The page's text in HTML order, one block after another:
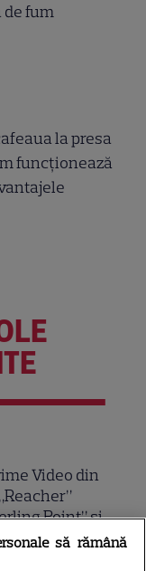
de fum
la presa
funcționează
Video din
Point” și
să rămână